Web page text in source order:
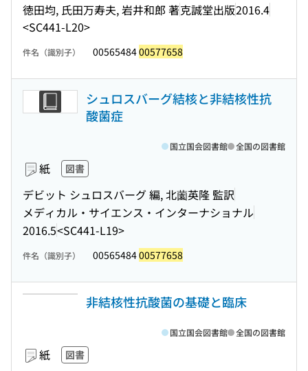
徳田均, 氏田万寿夫, 岩井和郎 著克誠堂出版2016.4
<SC441-L20>
件名（識別子） 0056548400577658
シュロスバーグ結核と非結核性抗
酸菌症
紙 図書
デビット シュロスバーグ 編, 北薗英隆 監訳
メディカル・サイエンス・インターナショナル
2016.5<SC441-L19>
国立国会図書館 全国の図書館
件名（識別子） 0056548400577658
非結核性抗酸菌の基礎と臨床
紙 図書
国立国会図書館 全国の図書館